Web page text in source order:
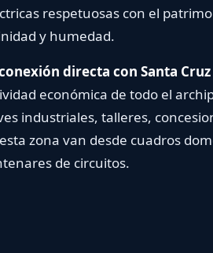
respetuosas con el
y humedad.
directa con Santa Cruz
económica de todo el
industriales, talleres,
zona van desde cuadros
de circuitos.